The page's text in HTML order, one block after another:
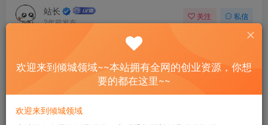
站长
2年前发布
关注 私信
最新色粉变现野路子，日引500+老色批 可不加好友直接变现 小白轻松日入700+
此内容为付费资源，请付费后查看
欢迎来到倾城领域~~本站拥有全网的创业资源，你想
要的都在这里~~
欢迎来到倾城领域